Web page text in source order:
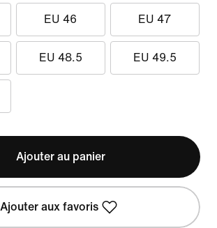
EU 46 EU 47
EU 48.5 EU 49.5
Ajouter au panier
Ajouter aux favoris